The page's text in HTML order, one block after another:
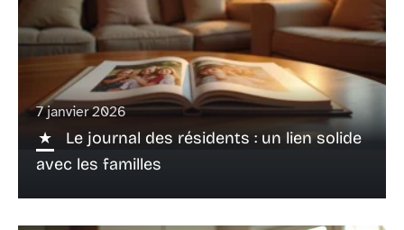
7 janvier 2026
Le journal des résidents : un lien solide
avec les familles